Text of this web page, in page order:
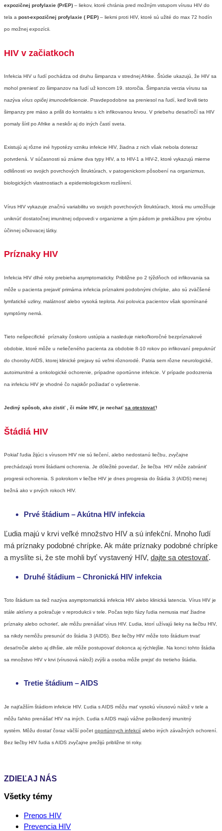
expozičnej profylaxie (PrEP) – liekov, ktoré chránia pred možným vstupom vírusu HIV do
tela a post-expozičnej profylaxie ( PEP) – liekmi proti HIV, ktoré sú užité do max 72 hodín
po možnej expozícii.
HIV v začiatkoch
Infekcia HIV u ľudí pochádza od druhu šimpanza v strednej Afrike. Štúdie ukazujú, že HIV sa
mohol preniesť zo šimpanzov na ľudí už koncom 19. storočia. Šimpanzia verzia vírusu sa
nazýva vírus opičej imunodeficiencie . Pravdepodobne sa preniesol na ľudí, keď lovili tieto
šimpanzy pre mäso a prišli do kontaktu s ich infikovanou krvou. V priebehu desaťročí sa HIV
pomaly šíril po Afrike a neskôr aj do iných častí sveta.
Existujú aj rôzne iné hypotézy vzniku infekcie HIV, žiadna z nich však nebola doteraz
potvrdená. V súčasnosti sú známe dva typy HIV, a to HIV-1 a HIV-2, ktoré vykazujú mierne
odlišnosti vo svojich povrchových štruktúrach, v patogenickom pôsobení na organizmus,
biologických vlastnostiach a epidemiologickom rozšírení.
Vírus HIV vykazuje značnú variabilitu vo svojich povrchových štruktúrach, ktorá mu umožňuje
uniknúť dostatočnej imunitnej odpovedi v organizme a tým pádom je prekážkou pre výrobu
účinnej očkovacej látky.
Príznaky HIV
Infekcia HIV dlhé roky prebieha asymptomaticky. Približne po 2 týždňoch od infikovania sa
môže u pacienta prejaviť primárna infekcia príznakmi podobnými chrípke, ako sú zväčšené
lymfatické uzliny, malátnosť alebo vysoká teplota. Asi polovica pacientov však spomínané
symptómy nemá.
Tieto nešpecifické príznaky čoskoro ustúpia a nasleduje niekoľkoročné bezpríznakové
obdobie, ktoré môže u neliečeného pacienta za obdobie 8-10 rokov po infikovaní prepuknúť
do choroby AIDS, ktorej klinické prejavy sú veľmi rôznorodé. Patria sem rôzne neurologické,
autoimunitné a onkologické ochorenie, prípadne oportúnne infekcie. V prípade podozrenia
na infekciu HIV je vhodné čo najskôr požiadať o vyšetrenie.
Jediný spôsob, ako zistiť , či máte HIV, je nechať sa otestovať!
Štádiá HIV
Pokiaľ ľudia žijúci s vírusom HIV nie sú liečení, alebo nedostanú liečbu, zvyčajne
prechádzajú tromi štádiami ochorenia. Je dôležité povedať, že liečba HIV môže zabrániť
progresii ochorenia. S pokrokom v liečbe HIV je dnes progresia do štádia 3 (AIDS) menej
bežná ako v prvých rokoch HIV.
Prvé štádium – Akútna HIV infekcia
Ľudia majú v krvi veľké množstvo HIV a sú infekční. Mnoho ľudí
má príznaky podobné chrípke. Ak máte príznaky podobné chrípke
a myslíte si, že ste mohli byť vystavený HIV, dajte sa otestovať.
Druhé štádium – Chronická HIV infekcia
Toto štádium sa tiež nazýva asymptomatická infekcia HIV alebo klinická latencia. Vírus HIV je
stále aktívny a pokračuje v reprodukcii v tele. Počas tejto fázy ľudia nemusia mať žiadne
príznaky alebo ochorieť, ale môžu prenášať vírus HIV. Ľudia, ktorí užívajú lieky na liečbu HIV,
sa nikdy nemôžu presunúť do štádia 3 (AIDS). Bez liečby HIV môže toto štádium trvať
desaťročie alebo aj dlhšie, ale môže postupovať dokonca aj rýchlejšie. Na konci tohto štádia
sa množstvo HIV v krvi (vírusová nálož) zvýši a osoba môže prejsť do tretieho štádia.
Tretie štádium – AIDS
Je najťažším štádiom infekcie HIV. Ľudia s AIDS môžu mať vysokú vírusovú nálož v tele a
môžu ľahko prenášať HIV na iných. Ľudia s AIDS majú vážne poškodený imunitný
systém. Môžu dostať čoraz väčší počet oportúnnych infekcií alebo iných závažných ochorení.
Bez liečby HIV ľudia s AIDS zvyčajne prežijú približne tri roky.
ZDIEĽAJ NÁS
Všetky témy
Prenos HIV
Prevencia HIV